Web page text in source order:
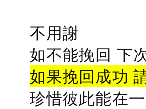
不用謝
如不能挽回 下
如果挽回成功
珍惜彼此能在